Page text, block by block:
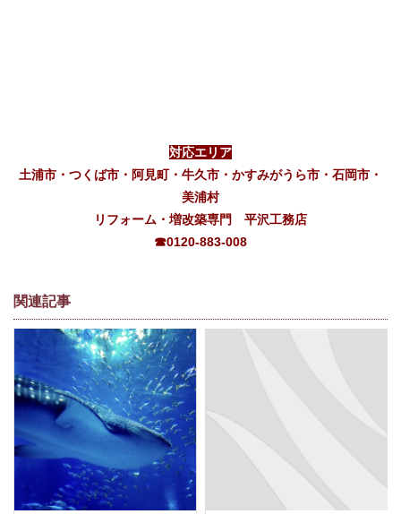
対応エリア
土浦市・つくば市・阿見町・牛久市・かすみがうら市・石岡市・
美浦村
リフォーム・増改築専門 平沢工務店
☎0120-883-008
関連記事